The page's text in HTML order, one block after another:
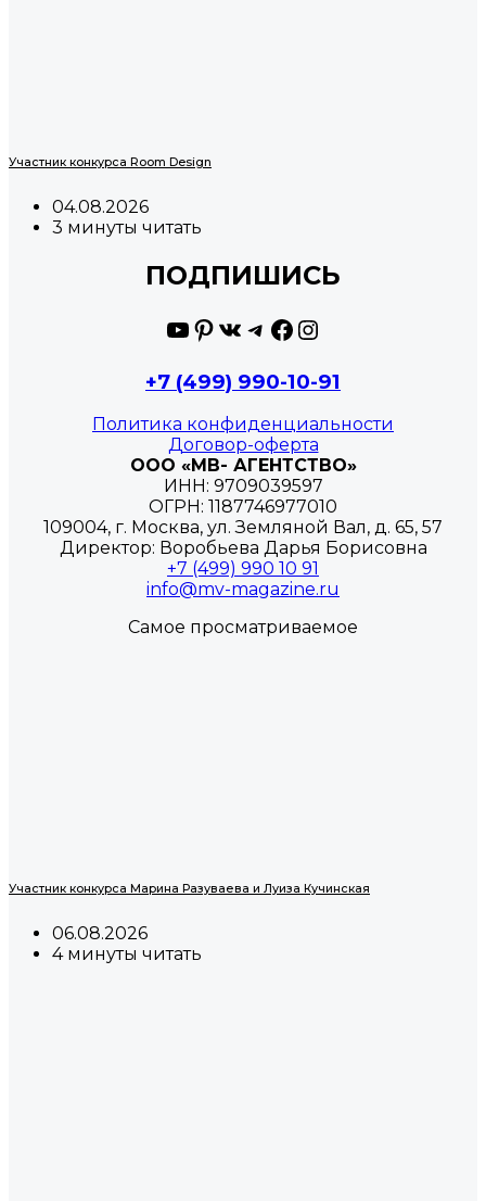
Участник конкурса Room Design
04.08.2026
3 минуты читать
ПОДПИШИСЬ
YouTube
Pinterest
ВКонтакте
Telegram
Facebook
Instagram
+7 (499) 990-10-91
Политика конфиденциальности
Договор-оферта
ООО «МВ- АГЕНТСТВО»
ИНН: 9709039597
ОГРН: 1187746977010
109004, г. Москва, ул. Земляной Вал, д. 65, 57
Директор: Воробьева Дарья Борисовна
+7 (499) 990 10 91
info@mv-magazine.ru
Самое просматриваемое
Участник конкурса Марина Разуваева и Луиза Кучинская
06.08.2026
4 минуты читать